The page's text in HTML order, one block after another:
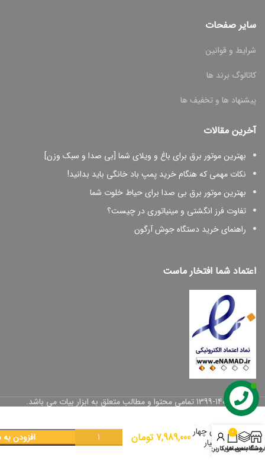
سایر صفحات
شرایط و قوانین
کاتالوگ برند ها
پیشنهاد ها و تخفیف ها
آخرین مقالات
بهترین موتور برق برای باغ و ویلای شما [بی صدا و سبک وزن]
نکات مهمی که هنگام خرید پمپ باد خانگی باید بدانید!
بهترین موتور برق بی صدا برای حیاط خلوت شما
تفاوت فرز انگشتی و مینیاتوری در چیست؟
راهنمای خرید دستگاه جوش آرگون
اعتماد شما افتخار ماست
© 1399-1402 تمامی محتوا و مطالب متعلق به ابزار بیات می باشد.
دریل
بتن کن
ای چهار
شیار
مدل
7,989,000 تومان افزودن
دسته بندی ها
0
سبد خرید
حساب کاربری من